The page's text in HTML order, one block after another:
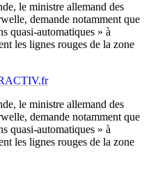
le ministre allemand des
demande notamment que
quasi-automatiques » à
les lignes rouges de la zone
le ministre allemand des
demande notamment que
quasi-automatiques » à
les lignes rouges de la zone